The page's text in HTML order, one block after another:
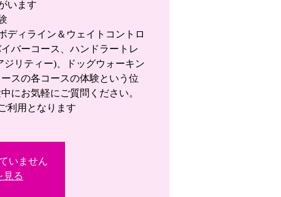
います
ディライン＆ウェイトコントロ
バーコース、ハンドラートレ
ジリティー)、ドッグウォーキン
スの各コースの体験という位
にお気軽にご質問ください。
利用となります
いません
見る